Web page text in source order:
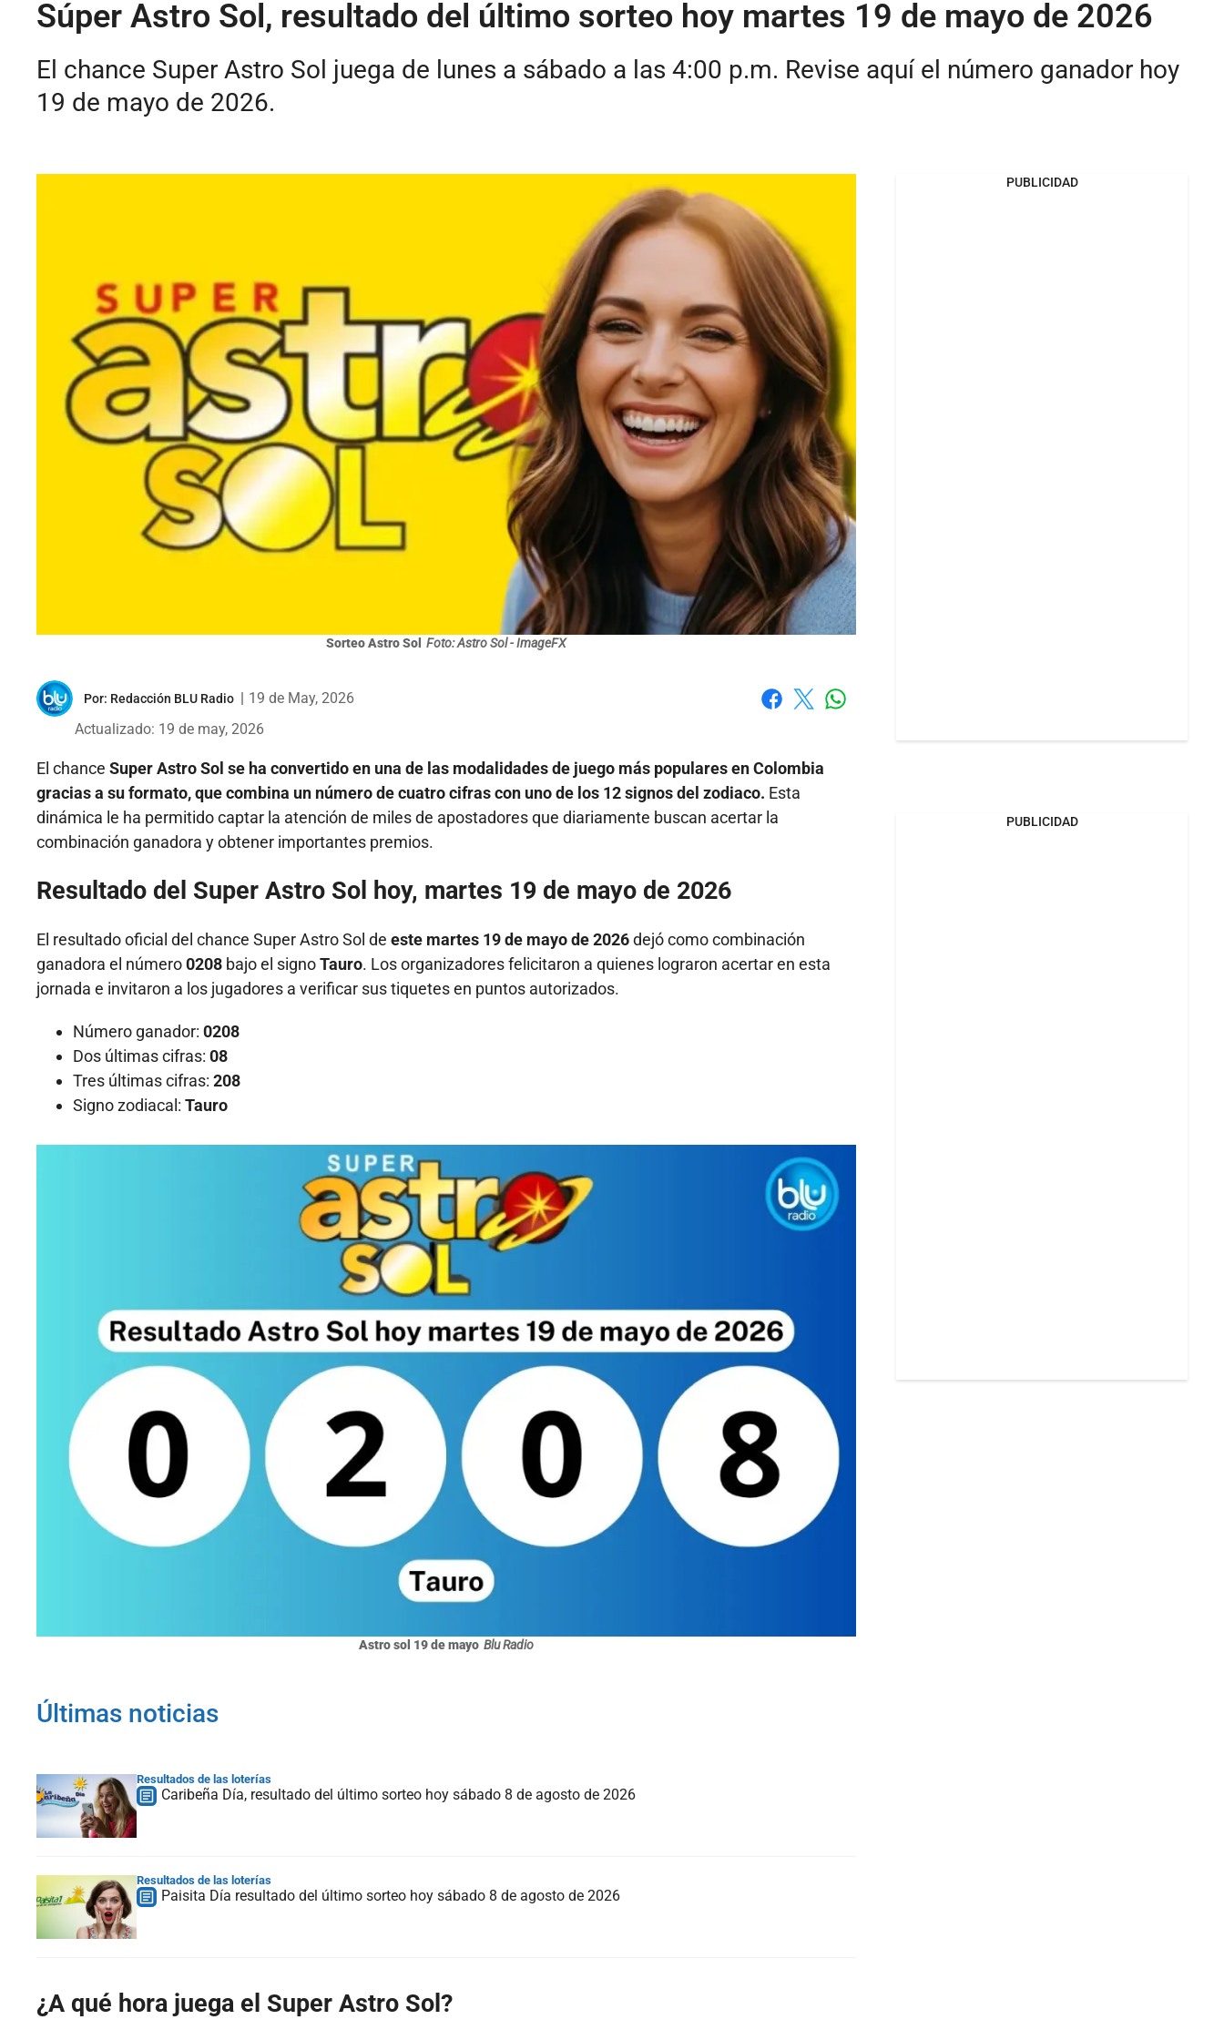
Súper Astro Sol, resultado del último sorteo hoy martes 19 de mayo de 2026
El chance Super Astro Sol juega de lunes a sábado a las 4:00 p.m. Revise aquí el número ganador hoy
19 de mayo de 2026.
Sorteo Astro Sol Foto: Astro Sol - ImageFX
Por: Redacción BLU Radio
19 de May, 2026
Actualizado: 19 de may, 2026
El chance Super Astro Sol se ha convertido en una de las modalidades de juego más populares en Colombia
gracias a su formato, que combina un número de cuatro cifras con uno de los 12 signos del zodiaco. Esta
dinámica le ha permitido captar la atención de miles de apostadores que diariamente buscan acertar la
combinación ganadora y obtener importantes premios.
Resultado del Super Astro Sol hoy, martes 19 de mayo de 2026
El resultado oficial del chance Super Astro Sol de este martes 19 de mayo de 2026dejó como combinación
ganadora el número0208 bajo el signoTauro. Los organizadores felicitaron a quienes lograron acertar en esta
jornada e invitaron a los jugadores a verificar sus tiquetes en puntos autorizados.
Número ganador: 0208
Dos últimas cifras: 08
Tres últimas cifras: 208
Signo zodiacal: Tauro
Astro sol 19 de mayo Blu Radio
Últimas noticias
Resultados de las loterías
Caribeña Día, resultado del último sorteo hoy sábado 8 de agosto de 2026
Resultados de las loterías
Paisita Día resultado del último sorteo hoy sábado 8 de agosto de 2026
¿A qué hora juega el Super Astro Sol?
PUBLICIDAD
PUBLICIDAD